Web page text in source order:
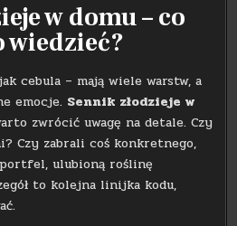
w domu – co
wiedzieć?
cebula – mają wiele warstw, a
emocje. Sennik złodzieje w
zwrócić uwagę na detale. Czy
Czy zabrali coś konkretnego,
ulubioną roślinę
to kolejna linijka kodu,